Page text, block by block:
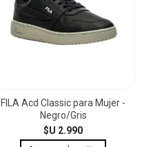
FILA Acd Classic para Mujer -
Negro/Gris
$U 2.990